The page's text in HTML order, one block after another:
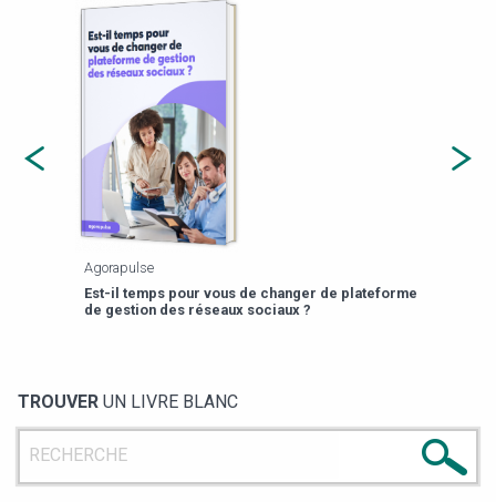
Agorapulse
Est-il temps pour vous de changer de plateforme
de gestion des réseaux sociaux ?
TROUVER UN LIVRE BLANC